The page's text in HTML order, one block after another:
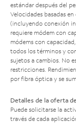
estándar después del
Velocidades basadas
(incluyendo conexión
requiere módem con
módems con
todos los términos y
sujetos a cambios. No
restricciones.
por fibra óptica y se
Detalles de la oferta
Puede solicitarse la
través de cada